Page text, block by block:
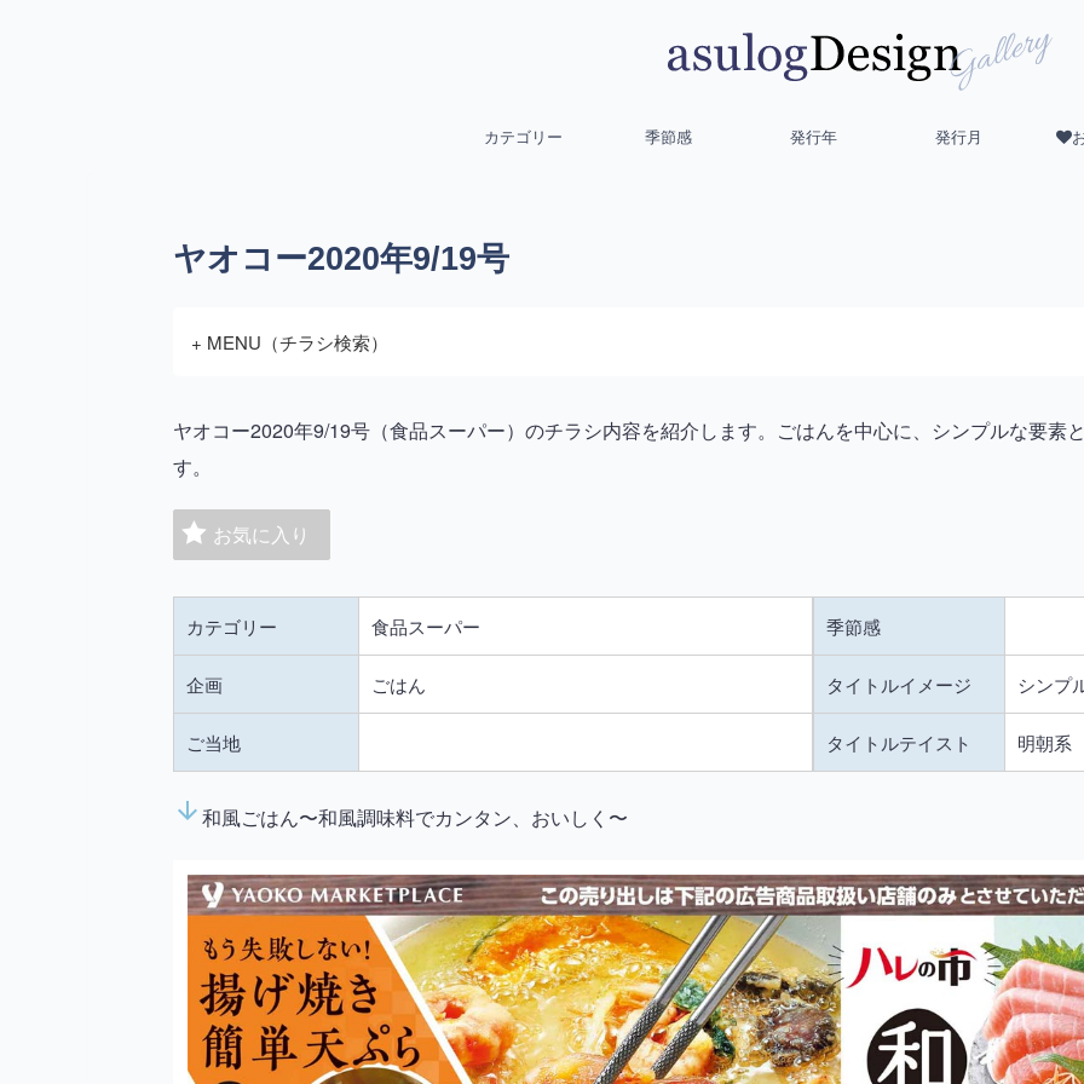
カテゴリー 季節感 発行年 発行月
ヤオコー2020年9/19号
+ MENU（チラシ検索）
ヤオコー2020年9/19号（食品スーパー）のチラシ内容を紹介します。ごはんを中心に、シンプルな要素
す。
お気に入り
カテゴリー 食品スーパー
企画 ごはん
ご当地
季節感
タイトルイメージ シンプ
タイトルテイスト 明朝系
arrow_downward和風ごはん〜和風調味料でカンタン、おいしく〜